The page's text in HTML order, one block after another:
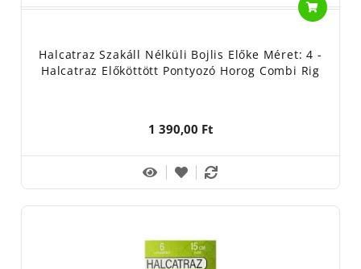
A horog hegye balesetveszélyes, gondatlan használata
sérülést okozhat!
Halcatraz Szakáll Nélküli Bojlis Előke Méret: 4 -
Halcatraz Előköttött Pontyozó Horog Combi Rig
1 390,00 Ft